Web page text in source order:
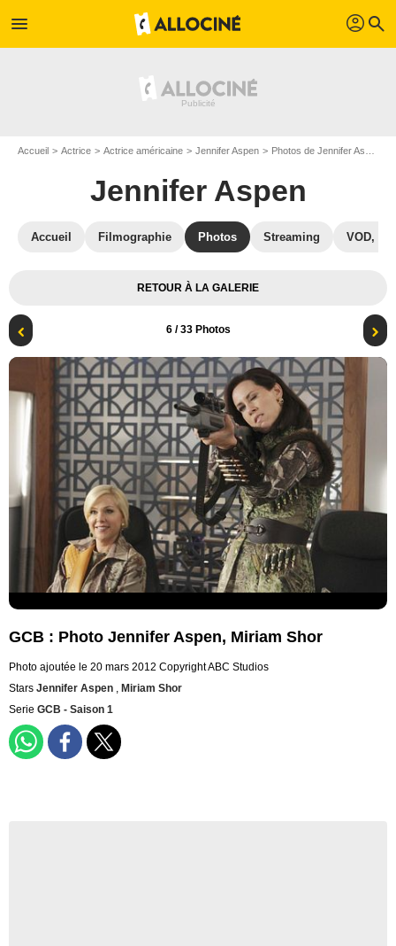
menu profil search
Accueil Actrice Actrice américaine Jennifer Aspen Photos de Jennifer Aspen
Jennifer Aspen
Accueil Filmographie Photos Streaming VOD,
RETOUR À LA GALERIE
6/ 33 Photos
GCB : Photo Jennifer Aspen, Miriam Shor
Photo ajoutée le 20 mars 2012 Copyright ABC Studios
Stars Jennifer Aspen , Miriam Shor
Serie GCB - Saison 1